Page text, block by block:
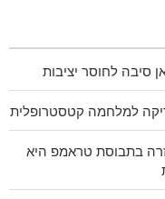
סיבה לחוסר יציבות
למלחמה קטסטרופלית
בתבוסת טראמפ היא